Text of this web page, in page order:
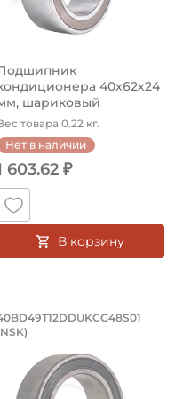
40х62х24
шариковый
на вал 40 мм.
...
товара 0.22 кг.
Нет в наличии
603.62 ₽
В корзину
30х55х23
NSK
кондиционера